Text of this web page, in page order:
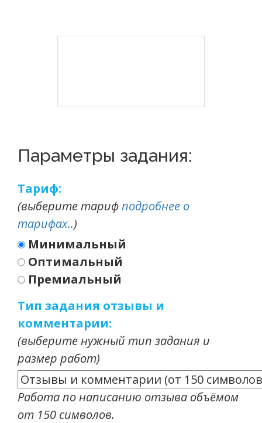
Параметры задания:
Тариф:
(выберите тарифподробнее о
тарифах..)
Минимальный
Оптимальный
Премиальный
Тип задания отзывы и
комментарии:
(выберите нужный тип задания и
размер работ)
Работа по написанию отзыва объёмом
от 150 символов.